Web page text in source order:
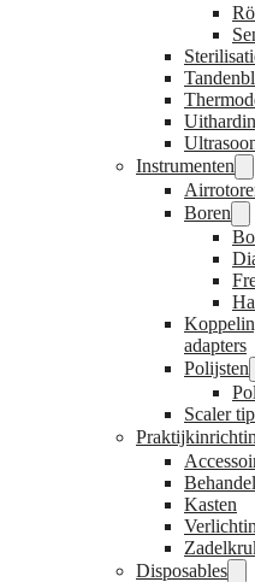
Instrumenten
Boren
adapters
Polijsten
Scaler
Kasten
Disposables